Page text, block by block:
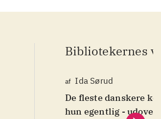
Bibliotekernes
af Ida Sørud
De fleste danskere
hun egentlig -